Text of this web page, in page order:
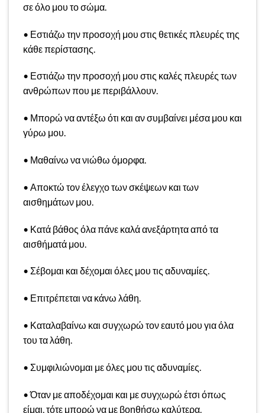
σε όλο μου το σώμα.
• Εστιάζω την προσοχή μου στις θετικές πλευρές της
κάθε περίστασης.
• Εστιάζω την προσοχή μου στις καλές πλευρές των
ανθρώπων που με περιβάλλουν.
• Μπορώ να αντέξω ότι και αν συμβαίνει μέσα μου και
γύρω μου.
• Μαθαίνω να νιώθω όμορφα.
• Αποκτώ τον έλεγχο των σκέψεων και των
αισθημάτων μου.
• Κατά βάθος όλα πάνε καλά ανεξάρτητα από τα
αισθήματά μου.
• Σέβομαι και δέχομαι όλες μου τις αδυναμίες.
• Επιτρέπεται να κάνω λάθη.
• Καταλαβαίνω και συγχωρώ τον εαυτό μου για όλα
του τα λάθη.
• Συμφιλιώνομαι με όλες μου τις αδυναμίες.
• Όταν με αποδέχομαι και με συγχωρώ έτσι όπως
είμαι, τότε μπορώ να με βοηθήσω καλύτερα.